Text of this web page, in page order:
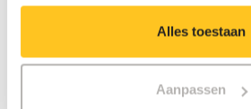
Alles toestaan
Aanpassen
Spontaan